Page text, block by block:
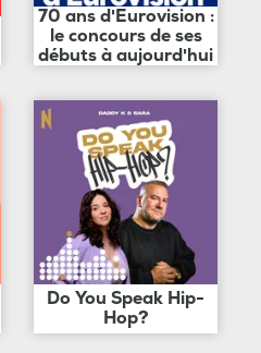
70 ans d'Eurovision :
le concours de ses
débuts à aujourd'hui
Do You Speak Hip-
Hop?